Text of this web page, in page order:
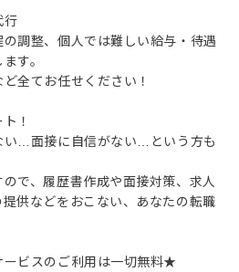
行
調整、個人では難しい給与・待遇
す。
全てお任せください！
！
い…面接に自信がない…という方も
で、履歴書作成や面接対策、求人
供などをおこない、あなたの転職
ビスのご利用は一切無料★